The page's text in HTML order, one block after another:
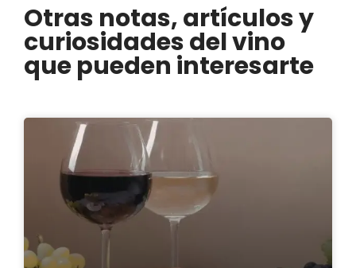
Otras notas, artículos y
curiosidades del vino
que pueden interesarte